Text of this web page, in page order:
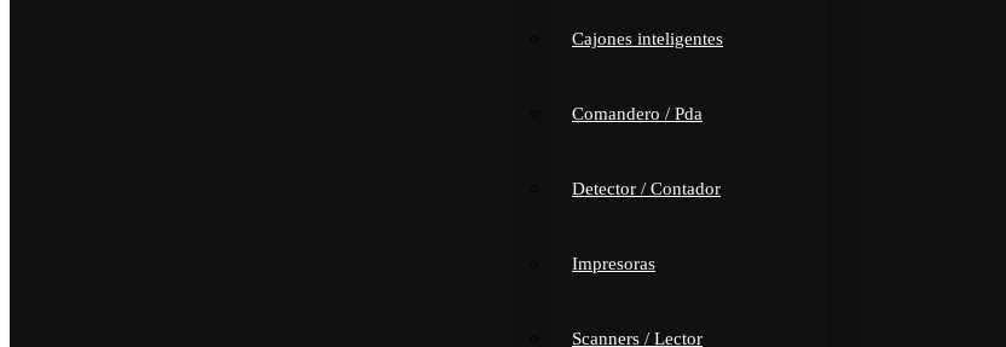
Cajones inteligentes
Comandero / Pda
Detector / Contador
Impresoras
Scanners / Lector